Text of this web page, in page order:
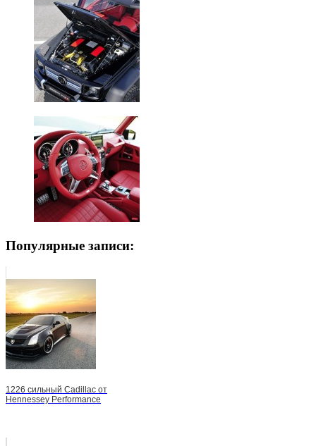
Популярные записи:
1226 сильный Cadillac от
Hennessey Performance